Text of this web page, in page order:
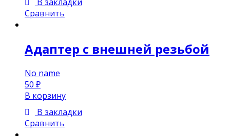
Сравнить
Адаптер с внешней резьбой
No name
50 ₽
В корзину
В закладки
Сравнить